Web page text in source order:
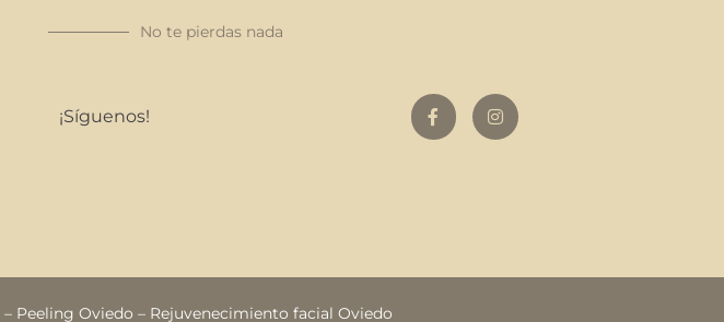
No te pierdas nada
¡Síguenos!
– Peeling Oviedo – Rejuvenecimiento facial Oviedo